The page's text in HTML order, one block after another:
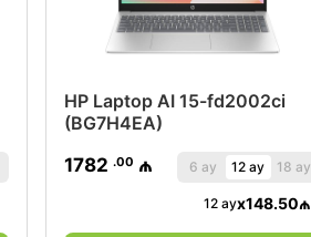
HP Laptop AI 15-fd2002ci
(BG7H4EA)
1782.00 ₼ 6 ay 12 ay 18 ay
12 ayx148.50₼